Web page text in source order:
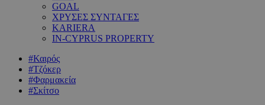
GOAL
ΧΡΥΣΕΣ ΣΥΝΤΑΓΕΣ
KARIERA
IN-CYPRUS PROPERTY
#Καιρός
#Τζόκερ
#Φαρμακεία
#Σκίτσο